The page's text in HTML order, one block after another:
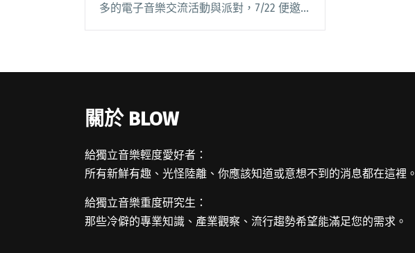
多的電子音樂交流活動與派對，7/22 便邀
請新加坡廠牌 Darker Than Wax 於台北
關於 BLOW
給獨立音樂輕度愛好者：
所有新鮮有趣、光怪陸離、你應該知道或意想不到的消息都在這裡。
給獨立音樂重度研究生：
那些冷僻的專業知識、產業觀察、流行趨勢希望能滿足您的需求。